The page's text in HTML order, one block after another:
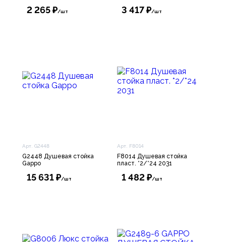
2 265 ₽/шт 3 417 ₽/шт
Арт. G2448
G2448 Душевая стойка
Gappo
15 631 ₽/шт
Арт. F8014
F8014 Душевая стойка
пласт. *2/*24 2031
1 482 ₽/шт